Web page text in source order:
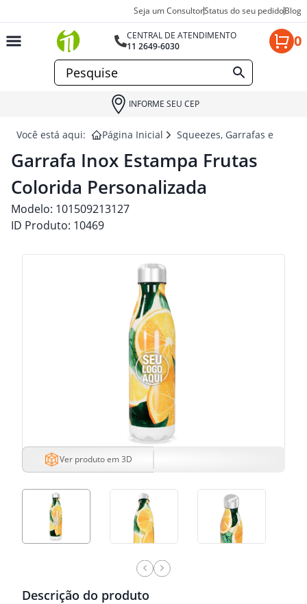
Seja um ConsultorStatus do seu pedidoBlog
CENTRAL DE ATENDIMENTO
11 2649-6030
0
INFORME SEU CEP
Você está aqui: Página Inicial Squeezes, Garrafas e
Garrafa Inox Estampa Frutas
Colorida Personalizada
Modelo: 101509213127
ID Produto: 10469
Ver produto em 3D
Descrição do produto